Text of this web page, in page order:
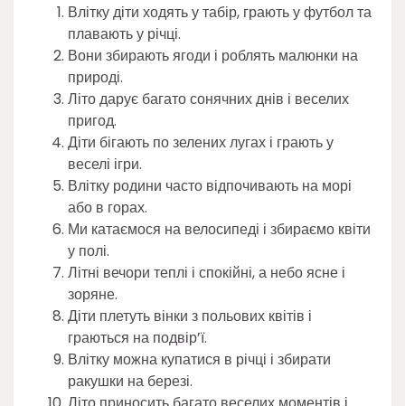
Влітку діти ходять у табір, грають у футбол та
плавають у річці.
Вони збирають ягоди і роблять малюнки на
природі.
Літо дарує багато сонячних днів і веселих
пригод.
Діти бігають по зелених лугах і грають у
веселі ігри.
Влітку родини часто відпочивають на морі
або в горах.
Ми катаємося на велосипеді і збираємо квіти
у полі.
Літні вечори теплі і спокійні, а небо ясне і
зоряне.
Діти плетуть вінки з польових квітів і
граються на подвір’ї.
Влітку можна купатися в річці і збирати
ракушки на березі.